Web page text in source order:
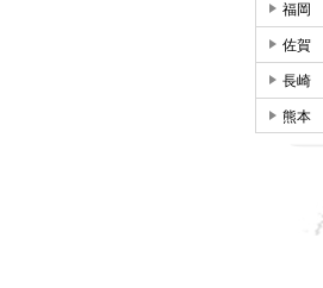
福岡
佐賀
長崎
熊本